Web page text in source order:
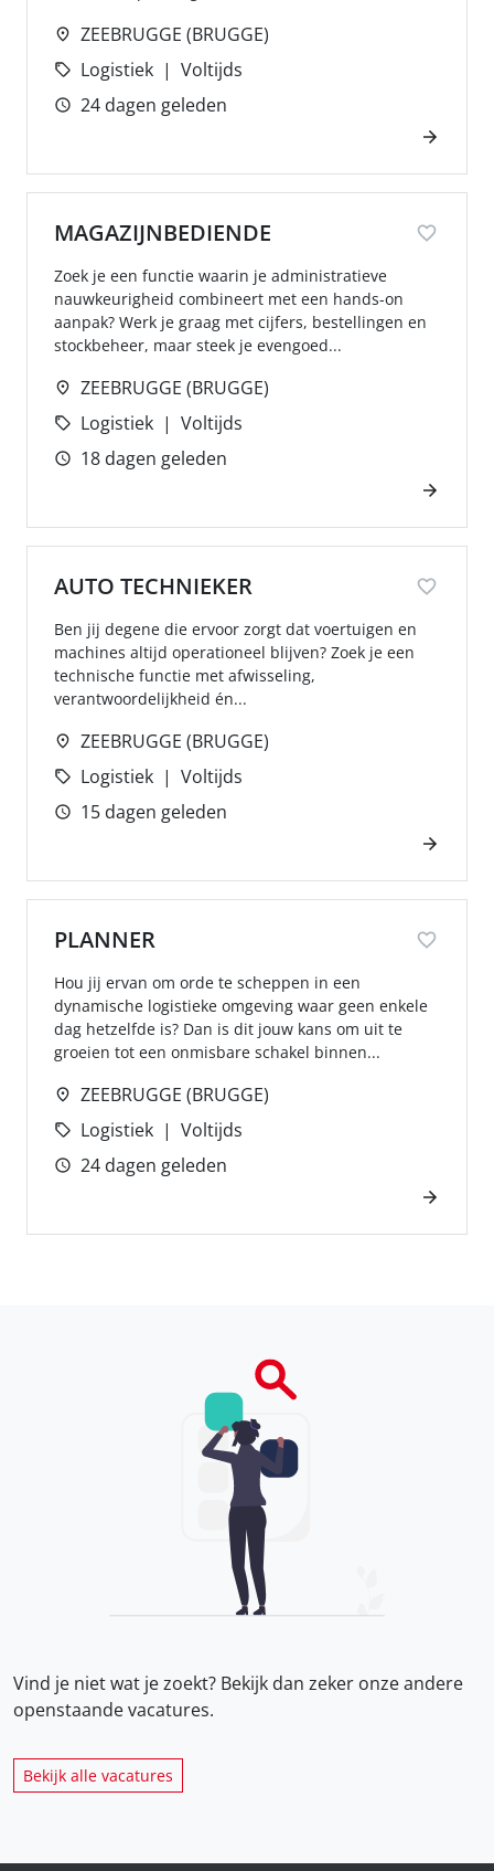
ZEEBRUGGE (BRUGGE)
Logistiek
Voltijds
24 dagen geleden
MAGAZIJNBEDIENDE
Zoek je een functie waarin je administratieve
nauwkeurigheid combineert met een hands-on
aanpak? Werk je graag met cijfers, bestellingen en
stockbeheer, maar steek je evengoed...
ZEEBRUGGE (BRUGGE)
Logistiek
Voltijds
18 dagen geleden
AUTO TECHNIEKER
Ben jij degene die ervoor zorgt dat voertuigen en
machines altijd operationeel blijven? Zoek je een
technische functie met afwisseling,
verantwoordelijkheid én...
ZEEBRUGGE (BRUGGE)
Logistiek
Voltijds
15 dagen geleden
PLANNER
Hou jij ervan om orde te scheppen in een
dynamische logistieke omgeving waar geen enkele
dag hetzelfde is? Dan is dit jouw kans om uit te
groeien tot een onmisbare schakel binnen...
ZEEBRUGGE (BRUGGE)
Logistiek
Voltijds
24 dagen geleden
Vind je niet wat je zoekt? Bekijk dan zeker onzeandere
openstaande vacatures.
Bekijk alle vacatures